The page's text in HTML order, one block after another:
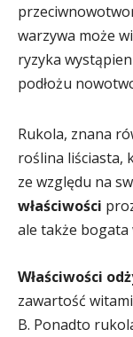
warzywa może
ryzyka
podłożu
Rukola, znana
roślina liściasta,
ze względu na
właściwości
ale także bogata
Właściwości
zawartość
B. Ponadto